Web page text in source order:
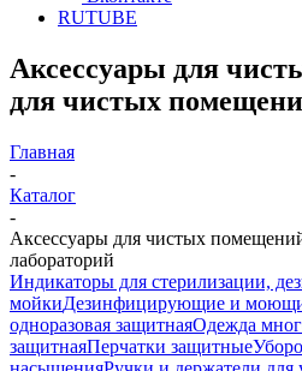
RUTUBE
Аксессуары для
для чистых
Главная
-
Каталог
-
Аксессуары для чистых
лабораторий
Индикаторы для стерилизации,
мойкиДезинфицирующие и
одноразовая защитнаяОдежда
защитнаяПерчатки защитные